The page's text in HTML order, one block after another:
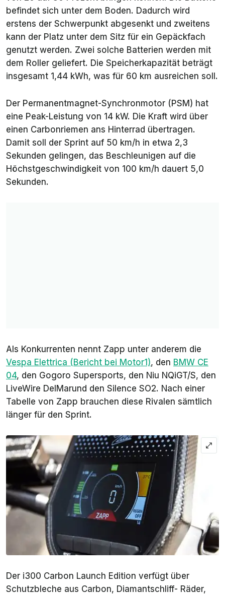
befindet sich unter dem Boden. Dadurch wird
erstens der Schwerpunkt abgesenkt und zweitens
kann der Platz unter dem Sitz für ein Gepäckfach
genutzt werden. Zwei solche Batterien werden mit
dem Roller geliefert. Die Speicherkapazität beträgt
insgesamt 1,44 kWh, was für 60 km ausreichen soll.
Der Permanentmagnet-Synchronmotor (PSM) hat
eine Peak-Leistung von 14 kW. Die Kraft wird über
einen Carbonriemen ans Hinterrad übertragen.
Damit soll der Sprint auf 50 km/h in etwa 2,3
Sekunden gelingen, das Beschleunigen auf die
Höchstgeschwindigkeit von 100 km/h dauert 5,0
Sekunden.
Als Konkurrenten nennt Zapp unter anderem die
Vespa Elettrica (Bericht bei Motor1), den BMW CE
04, den Gogoro Supersports, den Niu NQiGT/S, den
LiveWire DelMarund den Silence SO2. Nach einer
Tabelle von Zapp brauchen diese Rivalen sämtlich
länger für den Sprint.
Der i300 Carbon Launch Edition verfügt über
Schutzbleche aus Carbon, Diamantschliff- Räder,